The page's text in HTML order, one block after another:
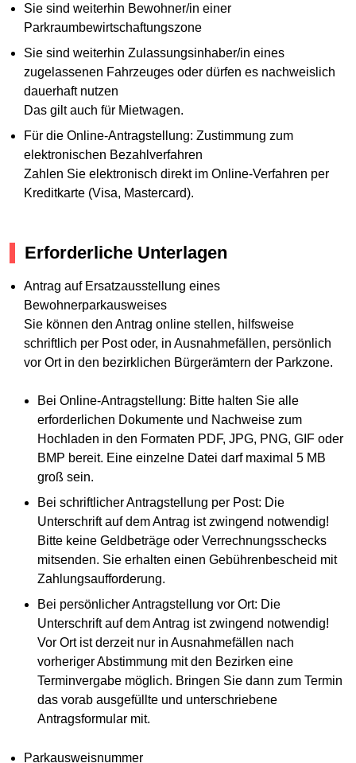
Sie sind weiterhin Bewohner/in einer
Parkraumbewirtschaftungszone
Sie sind weiterhin Zulassungsinhaber/in eines
zugelassenen Fahrzeuges oder dürfen es nachweislich
dauerhaft nutzen
Das gilt auch für Mietwagen.
Für die Online-Antragstellung: Zustimmung zum
elektronischen Bezahlverfahren
Zahlen Sie elektronisch direkt im Online-Verfahren per
Kreditkarte (Visa, Mastercard).
Erforderliche Unterlagen
Antrag auf Ersatzausstellung eines
Bewohnerparkausweises
Sie können den Antrag online stellen, hilfsweise
schriftlich per Post oder, in Ausnahmefällen, persönlich
vor Ort in den bezirklichen Bürgerämtern der Parkzone.
Bei Online-Antragstellung: Bitte halten Sie alle
erforderlichen Dokumente und Nachweise zum
Hochladen in den Formaten PDF, JPG, PNG, GIF oder
BMP bereit. Eine einzelne Datei darf maximal 5 MB
groß sein.
Bei schriftlicher Antragstellung per Post: Die
Unterschrift auf dem Antrag ist zwingend notwendig!
Bitte keine Geldbeträge oder Verrechnungsschecks
mitsenden. Sie erhalten einen Gebührenbescheid mit
Zahlungsaufforderung.
Bei persönlicher Antragstellung vor Ort: Die
Unterschrift auf dem Antrag ist zwingend notwendig!
Vor Ort ist derzeit nur in Ausnahmefällen nach
vorheriger Abstimmung mit den Bezirken eine
Terminvergabe möglich. Bringen Sie dann zum Termin
das vorab ausgefüllte und unterschriebene
Antragsformular mit.
Parkausweisnummer